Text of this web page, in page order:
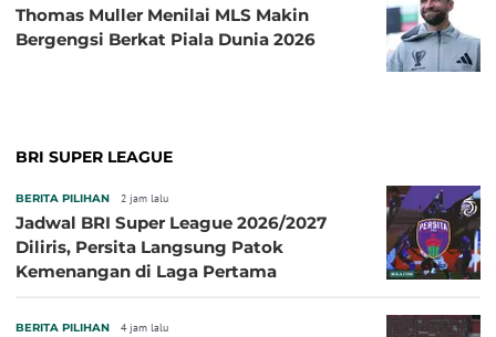
Thomas Muller Menilai MLS Makin
Bergengsi Berkat Piala Dunia 2026
BRI SUPER LEAGUE
BERITA PILIHAN 2 jam lalu
Jadwal BRI Super League 2026/2027
Diliris, Persita Langsung Patok
Kemenangan di Laga Pertama
BERITA PILIHAN 4 jam lalu